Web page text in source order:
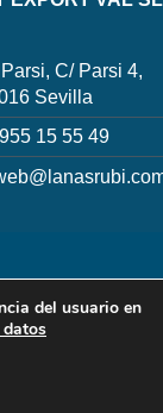
C/ Parsi 4,
Sevilla
15 55 49
del usuario en
datos